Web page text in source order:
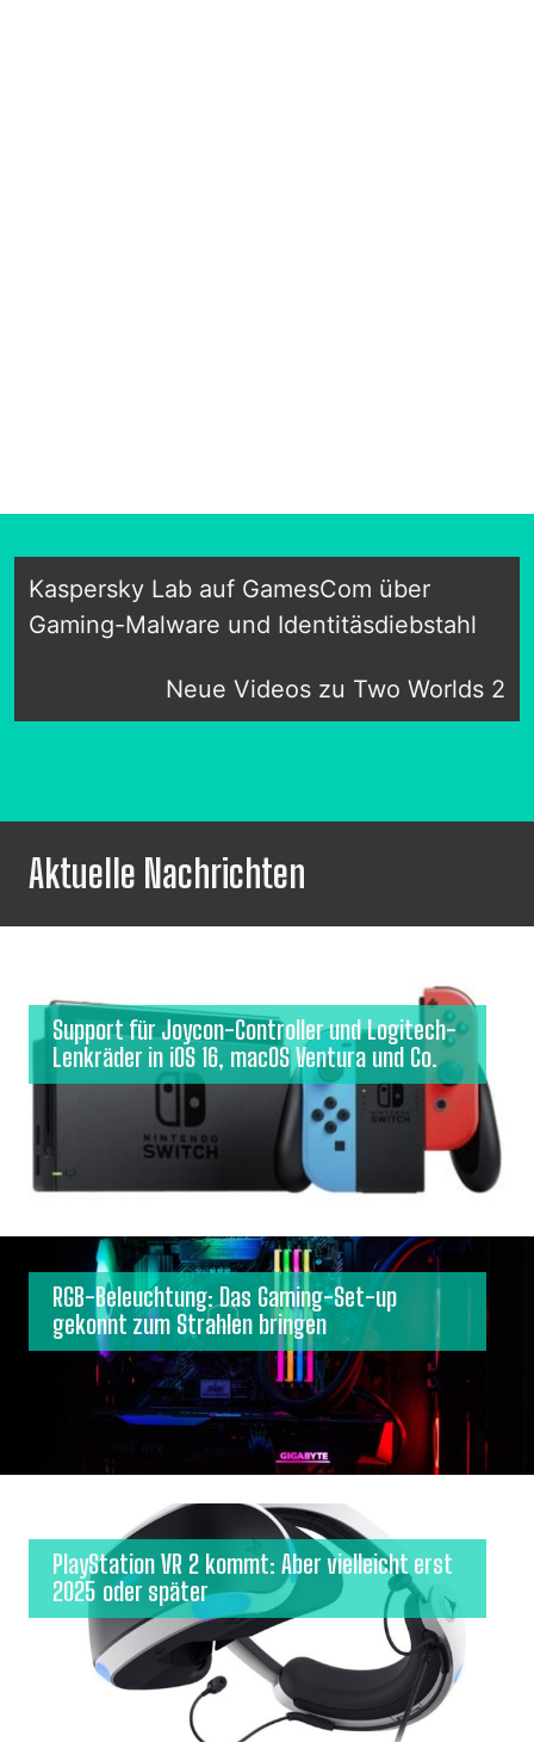
Kaspersky Lab auf GamesCom über
Gaming-Malware und Identitäsdiebstahl
Neue Videos zu Two Worlds 2
Aktuelle Nachrichten
Support für Joycon-Controller und Logitech-
Lenkräder in iOS 16, macOS Ventura und Co.
RGB-Beleuchtung: Das Gaming-Set-up
gekonnt zum Strahlen bringen
PlayStation VR 2 kommt: Aber vielleicht erst
2025 oder später